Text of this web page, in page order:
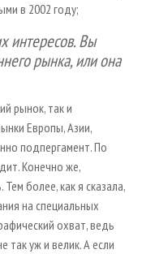
в 2002 году;
интересов. Вы
рынка, или она
рынок, так и
Европы, Азии,
подпергамент. По
Конечно же,
более, как я сказала,
на специальных
охват, ведь
так уж и велик. А если